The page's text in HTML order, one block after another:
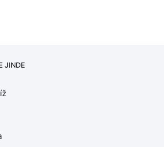
JINDE